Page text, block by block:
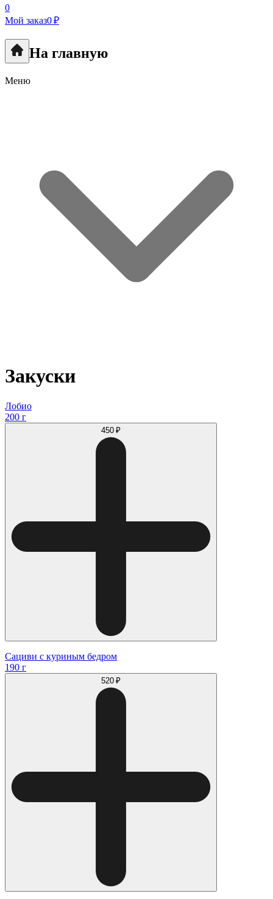
0
Мой заказ0 ₽
На главную
Меню
Закуски
Лобио
200 г
450 ₽
Сациви с куриным бедром
190 г
520 ₽